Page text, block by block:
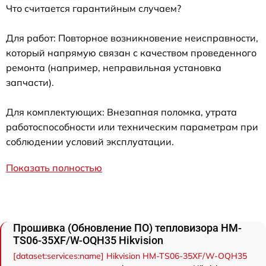
Что считается гарантийным случаем?
Для работ: Повторное возникновение неисправности,
который напрямую связан с качеством проведенного
ремонта (например, неправильная установка
запчасти).
Для комплектующих: Внезапная поломка, утрата
работоспособности или техническим параметрам при
соблюдении условий эксплуатации.
Показать полностью
Прошивка (Обновление ПО) тепловизора HM-
TS06-35XF/W-OQH35 Hikvision
[dataset:services:name] Hikvision HM-TS06-35XF/W-OQH35